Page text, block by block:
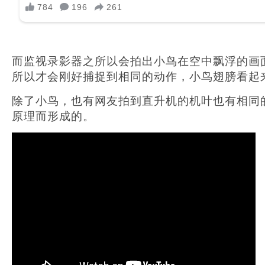
而监视录影器之所以会拍出小鸟在空中飘浮的
所以才会刚好捕捉到相同的动作，小鸟翅膀看
除了小鸟，也有网友拍到直升机的机叶也有相
原理而形成的。